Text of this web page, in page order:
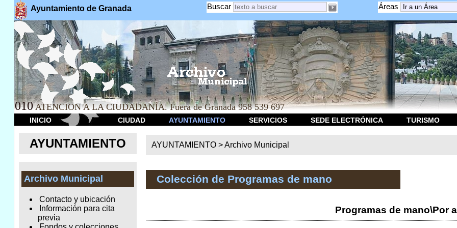
Ayuntamiento de Granada Áreas
Buscar
010 ATENCION A LA CIUDADANÍA. Fuera de Granada 958 539 697
INICIO CIUDAD AYUNTAMIENTO SERVICIOS SEDE ELECTRÓNICA TURISMO
AYUNTAMIENTO
Archivo Municipal
Contacto y ubicación
Información para cita
previa
AYUNTAMIENTO >Archivo Municipal
Colección de Programas de mano
Programas de mano\Por